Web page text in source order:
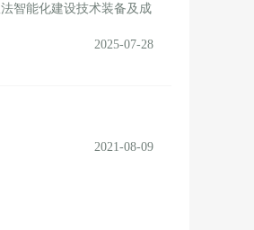
智能化建设技术装备及成
2025-07-28
2021-08-09